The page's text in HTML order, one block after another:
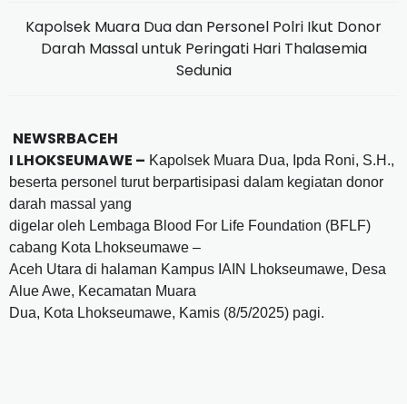
Kapolsek Muara Dua dan Personel Polri Ikut Donor
Darah Massal untuk Peringati Hari Thalasemia
Sedunia
NEWSRBACEH
I LHOKSEUMAWE – Kapolsek Muara Dua, Ipda Roni, S.H.,
beserta personel turut berpartisipasi dalam kegiatan donor
darah massal yang
digelar oleh Lembaga Blood For Life Foundation (BFLF)
cabang Kota Lhokseumawe –
Aceh Utara di halaman Kampus IAIN Lhokseumawe, Desa
Alue Awe, Kecamatan Muara
Dua, Kota Lhokseumawe, Kamis (8/5/2025) pagi.